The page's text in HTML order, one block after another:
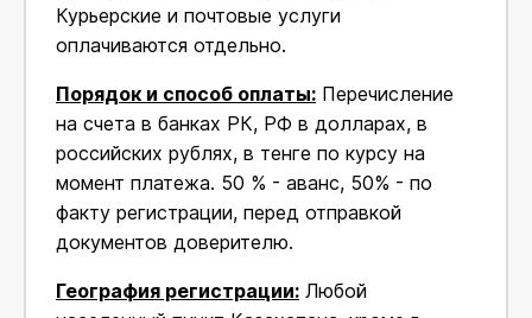
Курьерские и почтовые услуги
оплачиваются отдельно.
Порядок и способ оплаты: Перечисление
на счета в банках РК, РФ в долларах, в
российских рублях, в тенге по курсу на
момент платежа. 50 % - аванс, 50% - по
факту регистрации, перед отправкой
документов доверителю.
География регистрации: Любой